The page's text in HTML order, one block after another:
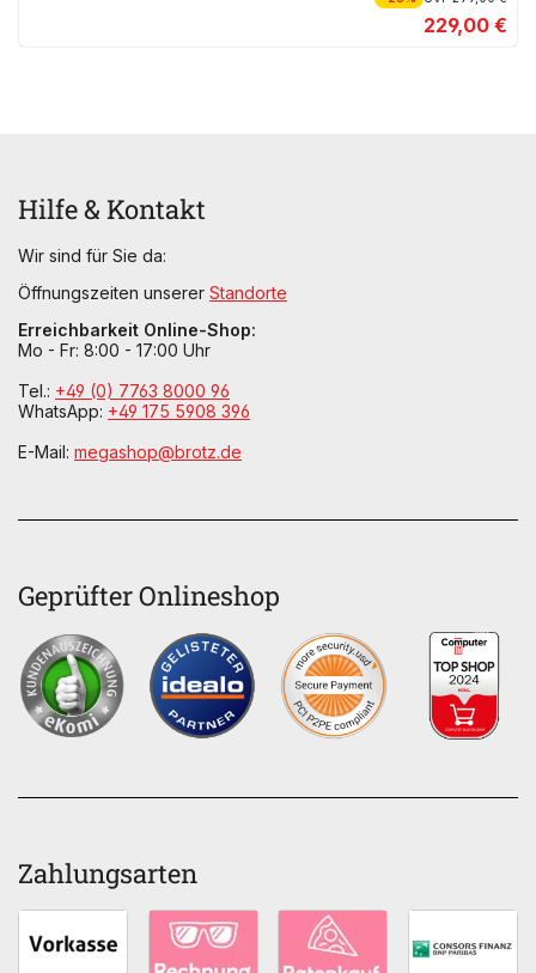
229,00 €
Hilfe & Kontakt
Wir sind für Sie da:
Öffnungszeiten unserer Standorte
Erreichbarkeit Online-Shop:
Mo - Fr: 8:00 - 17:00 Uhr
Tel.: +49 (0) 7763 8000 96
WhatsApp: +49 175 5908 396
E-Mail: megashop@brotz.de
Geprüfter Onlineshop
Zahlungsarten